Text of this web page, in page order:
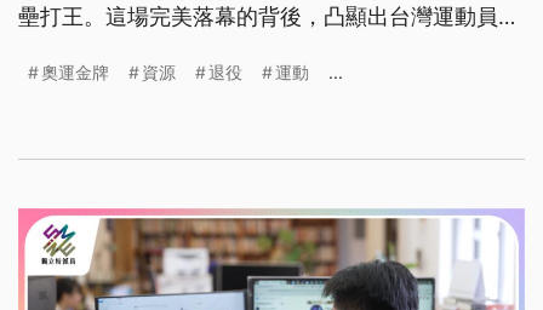
壘打王。這場完美落幕的背後，凸顯出台灣運動員退
動員，面臨職涯銜接困難、缺乏社會支持的困境。隨
金牌加持的退役羽球選手李洋，社會各界期待透過制
奧運金牌 資源 退役 運動 ...